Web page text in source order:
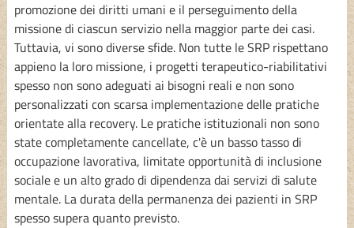
promozione dei diritti umani e il perseguimento della
missione di ciascun servizio nella maggior parte dei casi.
Tuttavia, vi sono diverse sfide. Non tutte le SRP rispettano
appieno la loro missione, i progetti terapeutico-riabilitativi
spesso non sono adeguati ai bisogni reali e non sono
personalizzati con scarsa implementazione delle pratiche
orientate alla recovery. Le pratiche istituzionali non sono
state completamente cancellate, c'è un basso tasso di
occupazione lavorativa, limitate opportunità di inclusione
sociale e un alto grado di dipendenza dai servizi di salute
mentale. La durata della permanenza dei pazienti in SRP
spesso supera quanto previsto.